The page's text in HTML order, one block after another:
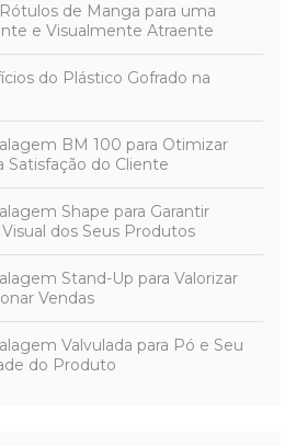
de Manga para uma
e Visualmente Atraente
do Plástico Gofrado na
BM 100 para Otimizar
Satisfação do Cliente
Shape para Garantir
dos Seus Produtos
Stand-Up para Valorizar
Vendas
Valvulada para Pó e Seu
do Produto